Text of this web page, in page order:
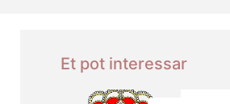
Et pot interessar